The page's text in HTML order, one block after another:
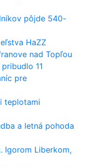
pôjde 540-
HaZZ
nad Topľou
11
pre
teplotami
a letná pohoda
Igorom Liberkom,